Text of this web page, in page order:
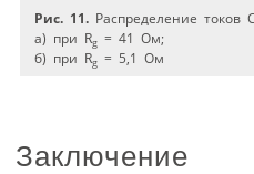
Рис. 11. Распределение токов
а) при Rg = 41 Ом;
б) при Rg = 5,1 Ом
Заключение